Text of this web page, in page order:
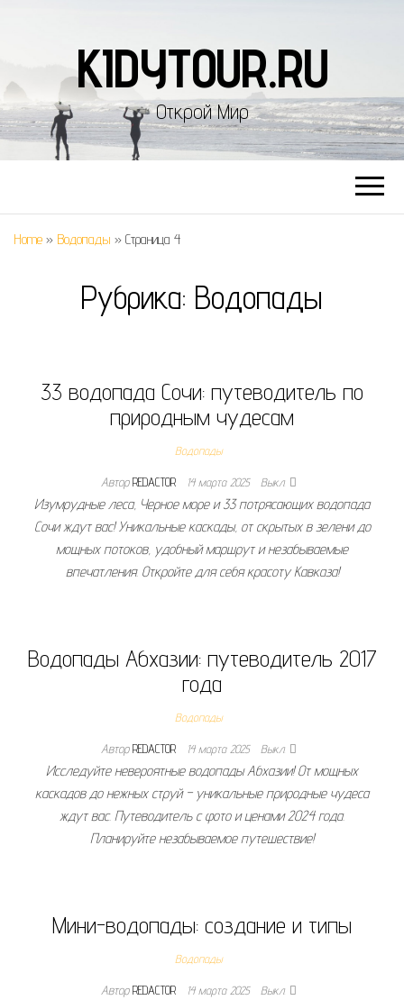
KIDYTOUR.RU
Открой Мир
Home » Водопады » Страница 4
Рубрика: Водопады
33 водопада Сочи: путеводитель по
природным чудесам
Водопады
АвторREDACTOR 14 марта 2025 Выкл.
Изумрудные леса, Черное море и 33 потрясающих водопада
Сочи ждут вас! Уникальные каскады, от скрытых в зелени до
мощных потоков, удобный маршрут и незабываемые
впечатления. Откройте для себя красоту Кавказа!
Водопады Абхазии: путеводитель 2017
года
Водопады
АвторREDACTOR 14 марта 2025 Выкл.
Исследуйте невероятные водопады Абхазии! От мощных
каскадов до нежных струй – уникальные природные чудеса
ждут вас. Путеводитель с фото и ценами 2024 года.
Планируйте незабываемое путешествие!
Мини-водопады: создание и типы
Водопады
АвторREDACTOR 14 марта 2025 Выкл.